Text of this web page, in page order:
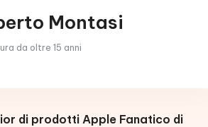
Montasi
da oltre 15 anni
di prodotti Apple Fanatico di